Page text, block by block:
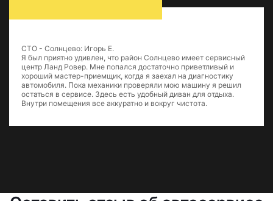
СТО - Солнцево: Игорь Е.
Я был приятно удивлен, что район Солнцево имеет сервисный
центр Ланд Ровер. Мне попался достаточно приветливый и
хороший мастер-приемщик, когда я заехал на диагностику
автомобиля. Пока механики проверяли мою машину я решил
остаться в сервисе. Здесь есть удобный диван для отдыха.
Внутри помещения все аккуратно и вокруг чистота.